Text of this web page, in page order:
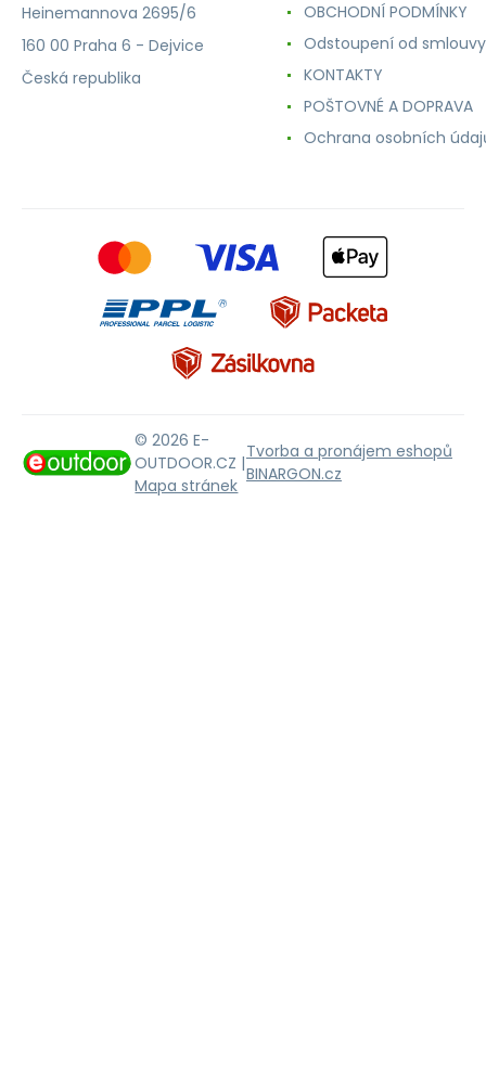
Heinemannova 2695/6
160 00 Praha 6 - Dejvice
Česká republika
OBCHODNÍ PODMÍNKY
Odstoupení od smlouvy
KONTAKTY
POŠTOVNÉ A DOPRAVA
Ochrana osobních
© 2026 E-
OUTDOOR.CZ |
Mapa stránek
Tvorba a pronájem eshopů
BINARGON.cz